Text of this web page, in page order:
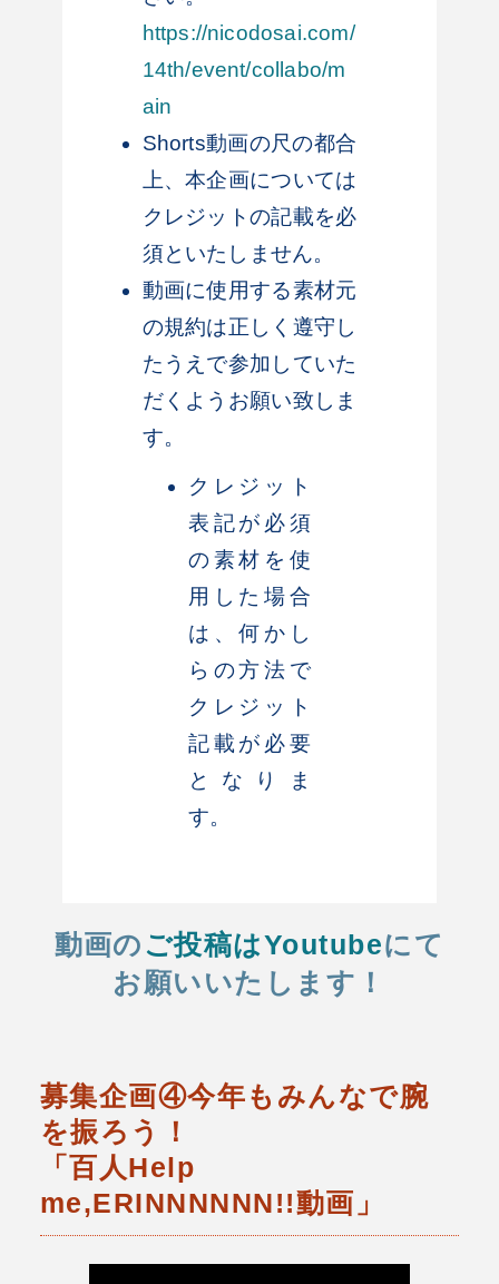
https://nicodosai.com/
14th/event/collabo/m
ain
Shorts動画の尺の都合
上、本企画については
クレジットの記載を必
須といたしません。
動画に使用する素材元
の規約は正しく遵守し
たうえで参加していた
だくようお願い致しま
す。
クレジット
表記が必須
の素材を使
用した場合
は、何かし
らの方法で
クレジット
記載が必要
となりま
す。
動画の ご投稿はYoutubeにて
お願いいたします！
募集企画④今年もみんなで腕
を振ろう！
「百人Help
me,ERINNNNNN!!動画」